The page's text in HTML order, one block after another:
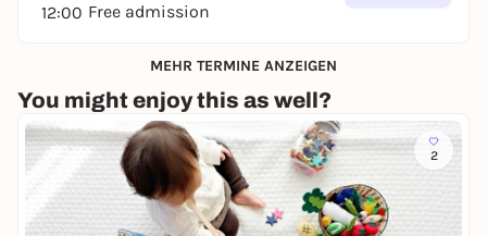
12:00 Free admission
MEHR TERMINE ANZEIGEN
You might enjoy this as well?
2